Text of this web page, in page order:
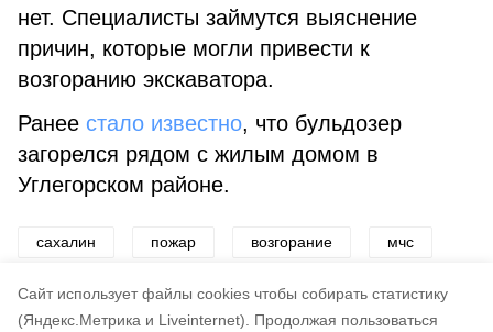
Cайт использует файлы cookies чтобы собирать статистику
(Яндекс.Метрика и Liveinternet).
Продолжая пользоваться
нет. Специалисты займутся выяснение
причин, которые могли привести к
возгоранию экскаватора.
Ранее стало известно, что бульдозер
загорелся рядом с жилым домом в
Углегорском районе.
сахалин пожар возгорание мчс
чп пожарные